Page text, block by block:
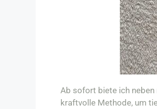
Ab sofort biete ich neben
kraftvolle Methode, um